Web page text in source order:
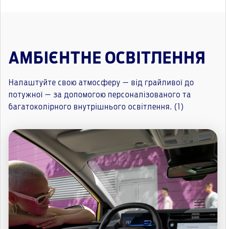
АМБІЄНТНЕ ОСВІТЛЕННЯ
Налаштуйте свою атмосферу — від грайливої до
потужної — за допомогою персоналізованого та
багатоколірного внутрішнього освітлення. (1)